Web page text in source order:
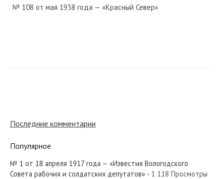
№ 108 от мая 1938 года — «Красный Север»
№ 74 от апреля 1950 года — «Красный Север»
Последние комментарии
Популярное
№ 1 от 18 апреля 1917 года — «Известия Вологодского
Совета рабочих и солдатских депутатов» - 1 118 Просмотры